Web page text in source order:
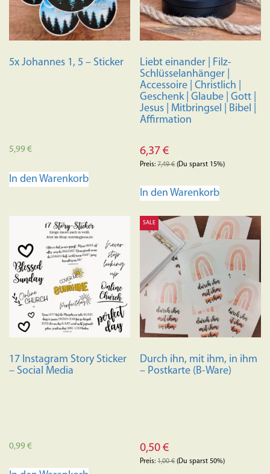
5x Johannes 1, 5 – Sticker
5,99€
In den Warenkorb
Liebt einander | Filz-
Schlüsselanhänger |
Accessoire | Christlich |
Geschenk | Glaube | Gott |
Jesus | Mitbringsel | Bibel |
Affirmation
6,37€
Preis:7,49€(Du sparst 15%)
In den Warenkorb
17 Instagram Story Sticker
– Social Media
0,99€
SALE
Durch ihn, mit ihm, in ihm
– Postkarte (B-Ware)
0,50€
Preis:1,00€(Du sparst 50%)